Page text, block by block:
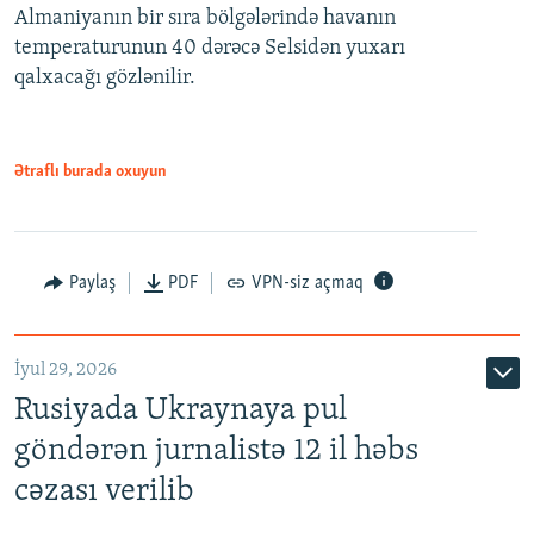
Almaniyanın bir sıra bölgələrində havanın
temperaturunun 40 dərəcə Selsidən yuxarı
qalxacağı gözlənilir.
Ətraflı burada oxuyun
Paylaş PDF VPN-siz açmaq
İyul 29, 2026
Rusiyada Ukraynaya pul
göndərən jurnalistə 12 il həbs
cəzası verilib